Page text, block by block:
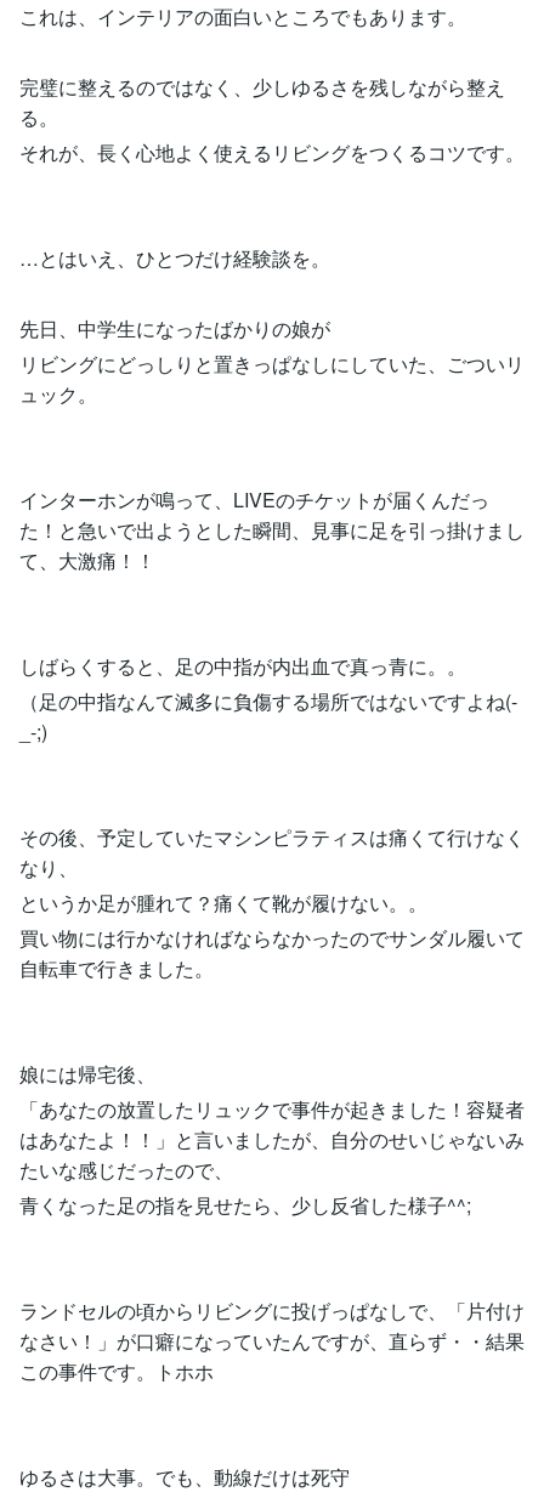
これは、インテリアの面白いところでもあります。
完璧に整えるのではなく、少しゆるさを残しながら整え
る。
それが、長く心地よく使えるリビングをつくるコツです。
…とはいえ、ひとつだけ経験談を。
先日、中学生になったばかりの娘が
リビングにどっしりと置きっぱなしにしていた、ごついリ
ュック。
インターホンが鳴って、LIVEのチケットが届くんだっ
た！と急いで出ようとした瞬間、見事に足を引っ掛けまし
て、大激痛！！
しばらくすると、足の中指が内出血で真っ青に。。
（足の中指なんて滅多に負傷する場所ではないですよね(-
_-;)
その後、予定していたマシンピラティスは痛くて行けなく
なり、
というか足が腫れて？痛くて靴が履けない。。
買い物には行かなければならなかったのでサンダル履いて
自転車で行きました。
娘には帰宅後、
「あなたの放置したリュックで事件が起きました！容疑者
はあなたよ！！」と言いましたが、自分のせいじゃないみ
たいな感じだったので、
青くなった足の指を見せたら、少し反省した様子^^;
ランドセルの頃からリビングに投げっぱなしで、「片付け
なさい！」が口癖になっていたんですが、直らず・・結果
この事件です。トホホ
ゆるさは大事。でも、動線だけは死守